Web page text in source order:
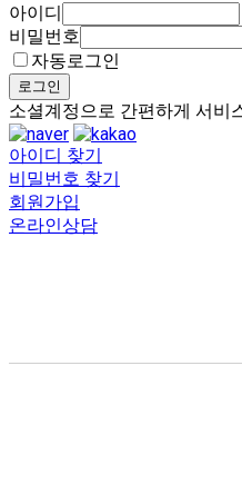
아이디
비밀번호
자동로그인
로그인
소셜계정으로 간편하게 서비
아이디 찾기
비밀번호 찾기
회원가입
온라인상담